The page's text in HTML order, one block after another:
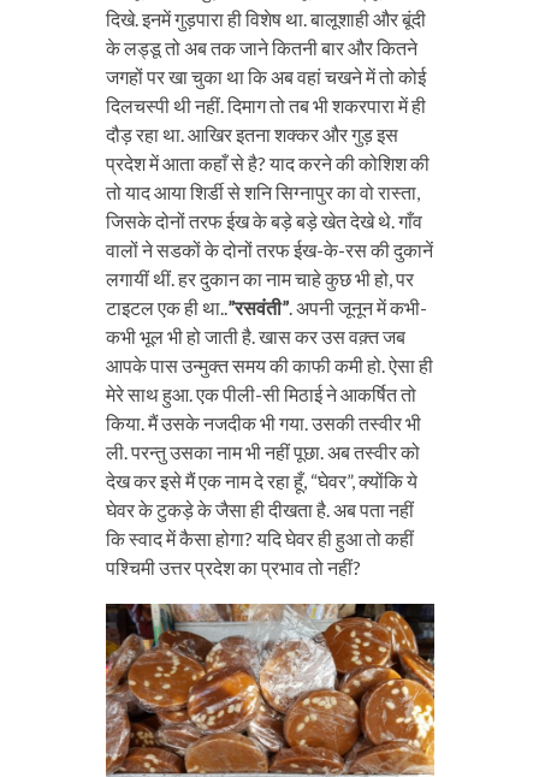
दिखे. इनमें गुड़पारा ही विशेष था. बालूशाही और बूंदी
के लड्डू तो अब तक जाने कितनी बार और कितने
जगहों पर खा चुका था कि अब वहां चखने में तो कोई
दिलचस्पी थी नहीं. दिमाग तो तब भी शकरपारा में ही
दौड़ रहा था. आखिर इतना शक्कर और गुड़ इस
प्रदेश में आता कहाँ से है? याद करने की कोशिश की
तो याद आया शिर्डी से शनि सिग्नापुर का वो रास्ता,
जिसके दोनों तरफ ईख के बड़े बड़े खेत देखे थे. गाँव
वालों ने सडकों के दोनों तरफ ईख-के-रस की दुकानें
लगायीं थीं. हर दुकान का नाम चाहे कुछ भी हो, पर
टाइटल एक ही था.. ”रसवंती”. अपनी जूनून में कभी-
कभी भूल भी हो जाती है. खास कर उस वक़्त जब
आपके पास उन्मुक्त समय की काफी कमी हो. ऐसा ही
मेरे साथ हुआ. एक पीली-सी मिठाई ने आकर्षित तो
किया. मैं उसके नजदीक भी गया. उसकी तस्वीर भी
ली. परन्तु उसका नाम भी नहीं पूछा. अब तस्वीर को
देख कर इसे मैं एक नाम दे रहा हूँ, “घेवर”, क्योंकि ये
घेवर के टुकड़े के जैसा ही दीखता है. अब पता नहीं
कि स्वाद में कैसा होगा? यदि घेवर ही हुआ तो कहीं
पश्चिमी उत्तर प्रदेश का प्रभाव तो नहीं?